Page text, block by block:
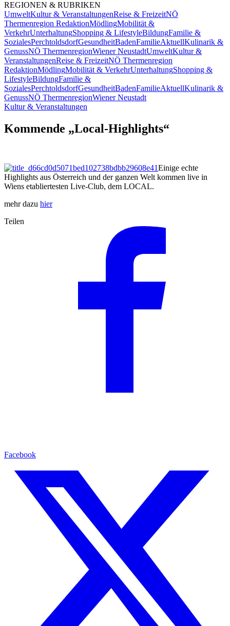
REGIONEN & RUBRIKEN
UmweltKultur & VeranstaltungenReise & FreizeitNÖ
Thermenregion RedaktionMödlingMobilität &
VerkehrUnterhaltungShopping & LifestyleBildungFamilie &
SozialesPerchtoldsdorfGesundheitBadenFamilieAktuellKulinarik &
GenussNÖ ThermenregionWiener NeustadtUmweltKultur &
VeranstaltungenReise & FreizeitNÖ Thermenregion
RedaktionMödlingMobilität & VerkehrUnterhaltungShopping &
LifestyleBildungFamilie &
SozialesPerchtoldsdorfGesundheitBadenFamilieAktuellKulinarik &
GenussNÖ ThermenregionWiener Neustadt
Kultur & Veranstaltungen
Kommende „Local-Highlights“
Einige echte
Highlights aus Österreich und der ganzen Welt kommen live in
Wiens etabliertesten Live-Club, dem LOCAL.
mehr dazu hier
Teilen
Facebook